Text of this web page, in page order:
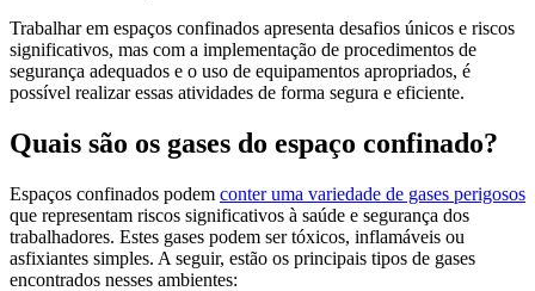
Trabalhar em espaços confinados apresenta desafios únicos e riscos
significativos, mas com a implementação de procedimentos de
segurança adequados e o uso de equipamentos apropriados, é
possível realizar essas atividades de forma segura e eficiente.
Quais são os gases do espaço confinado?
Espaços confinados podem conter uma variedade de gases perigosos
que representam riscos significativos à saúde e segurança dos
trabalhadores. Estes gases podem ser tóxicos, inflamáveis ou
asfixiantes simples. A seguir, estão os principais tipos de gases
encontrados nesses ambientes: